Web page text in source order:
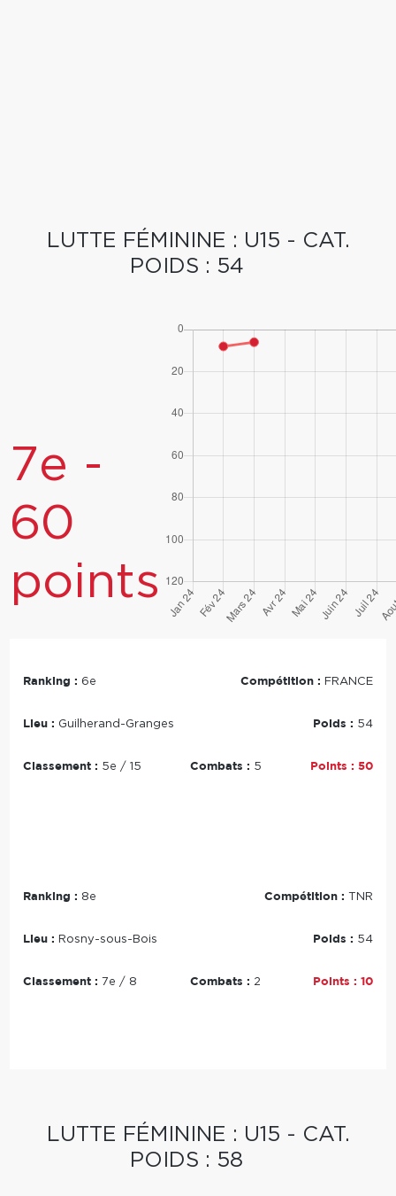
LUTTE FÉMININE : U15 - CAT.
POIDS : 54
7e -
60
points
Ranking : 6e Compétition : FRANCE
Lieu : Guilherand-Granges Poids : 54
Classement : 5e / 15 Combats : 5 Points : 50
Ranking : 8e Compétition : TNR
Lieu :Rosny-sous-Bois Poids : 54
Classement :7e / 8 Combats : 2 Points : 10
LUTTE FÉMININE : U15 - CAT.
POIDS : 58